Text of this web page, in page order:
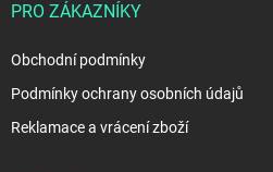
PRO ZÁKAZNÍKY
Obchodní podmínky
Podmínky ochrany osobních údajů
Reklamace a vrácení zboží